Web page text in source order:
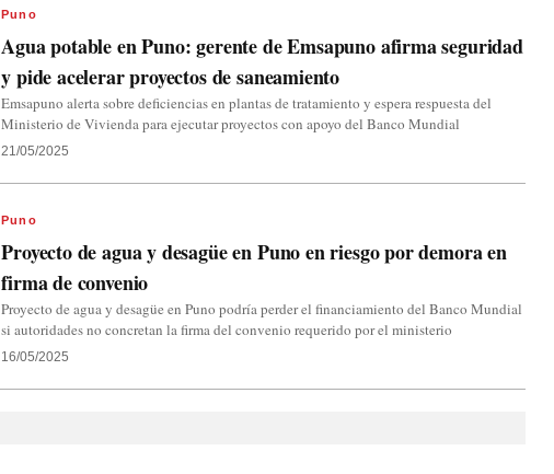
Puno
Agua potable en Puno: gerente de Emsapuno afirma seguridad
y pide acelerar proyectos de saneamiento
Emsapuno alerta sobre deficiencias en plantas de tratamiento y espera respuesta del
Ministerio de Vivienda para ejecutar proyectos con apoyo del Banco Mundial
21/05/2025
Puno
Proyecto de agua y desagüe en Puno en riesgo por demora en
firma de convenio
Proyecto de agua y desagüe en Puno podría perder el financiamiento del Banco Mundial
si autoridades no concretan la firma del convenio requerido por el ministerio
16/05/2025